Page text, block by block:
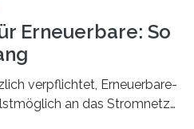
Erneuerbare: So
verpflichtet, Erneuerbare-
an das Stromnetz